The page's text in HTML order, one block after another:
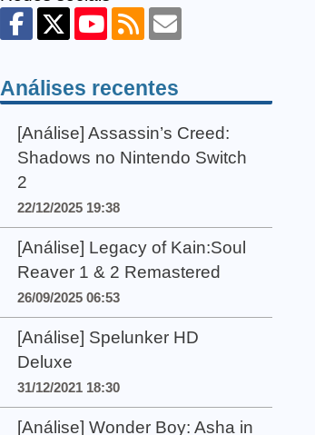
Análises recentes
[Análise] Assassin’s Creed:
Shadows no Nintendo Switch
2
22/12/2025 19:38
[Análise] Legacy of Kain:Soul
Reaver 1 & 2 Remastered
26/09/2025 06:53
[Análise] Spelunker HD
Deluxe
31/12/2021 18:30
[Análise] Wonder Boy: Asha in